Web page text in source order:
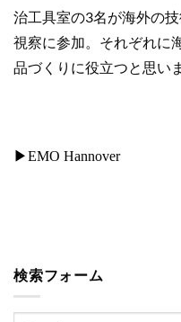
治工具室の3名が海外の
視察に参加。それぞれに
品づくりに役立つと思い
▶EMO Hannover
検索フォーム